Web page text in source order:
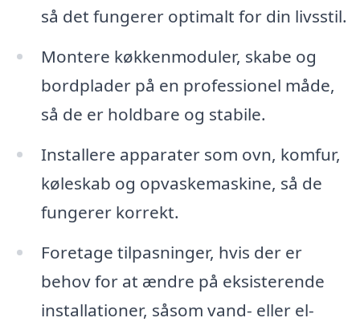
så det fungerer optimalt for din livsstil.
Montere køkkenmoduler, skabe og
bordplader på en professionel måde,
så de er holdbare og stabile.
Installere apparater som ovn, komfur,
køleskab og opvaskemaskine, så de
fungerer korrekt.
Foretage tilpasninger, hvis der er
behov for at ændre på eksisterende
installationer, såsom vand- eller el-